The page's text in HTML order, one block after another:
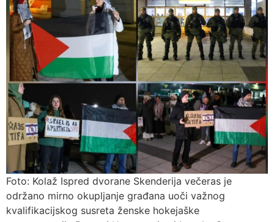
Foto: Kolaž Ispred dvorane Skenderija večeras je
održano mirno okupljanje građana uoči važnog
kvalifikacijskog susreta ženske hokejaške